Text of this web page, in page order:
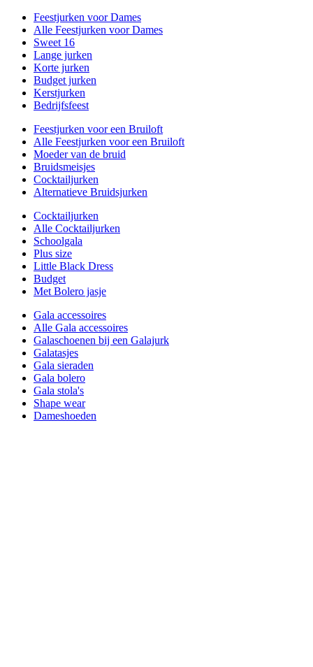
Feestjurken voor Dames
Alle Feestjurken voor Dames
Sweet 16
Lange jurken
Korte jurken
Budget jurken
Kerstjurken
Bedrijfsfeest
Feestjurken voor een Bruiloft
Alle Feestjurken voor een Bruiloft
Moeder van de bruid
Bruidsmeisjes
Cocktailjurken
Alternatieve Bruidsjurken
Cocktailjurken
Alle Cocktailjurken
Schoolgala
Plus size
Little Black Dress
Budget
Met Bolero jasje
Gala accessoires
Alle Gala accessoires
Galaschoenen bij een Galajurk
Galatasjes
Gala sieraden
Gala bolero
Gala stola's
Shape wear
Dameshoeden